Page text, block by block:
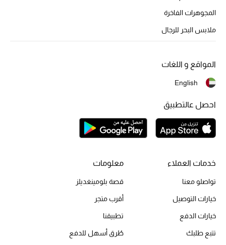
الموسم الجديد
تشكيلة الأحذية
أحذية للأطفال
أحذية مختارة
المجوهرات الفاخرة
ملابس البحر للرجال
خدمات العملاء
تواصلو معنا
خيارات التوصيل
خيارات الدفع
تتبع طلبك
معلومات
قصة بلومينغديلز
أقرب متجر
تطبيقنا
طُرق أسهل للدفع
المواقع و اللغات
English
احصل عالتطبيق